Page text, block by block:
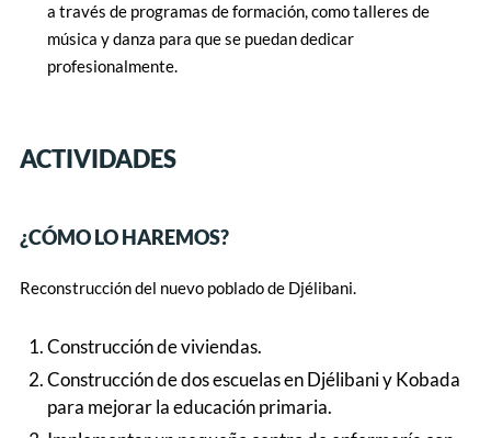
a través de programas de formación, como talleres de
música y danza para que se puedan dedicar
profesionalmente.
ACTIVIDADES
¿CÓMO LO HAREMOS?
Reconstrucción del nuevo poblado de Djélibani.
Construcción de viviendas.
Construcción de dos escuelas en Djélibani y Kobada
para mejorar la educación primaria.